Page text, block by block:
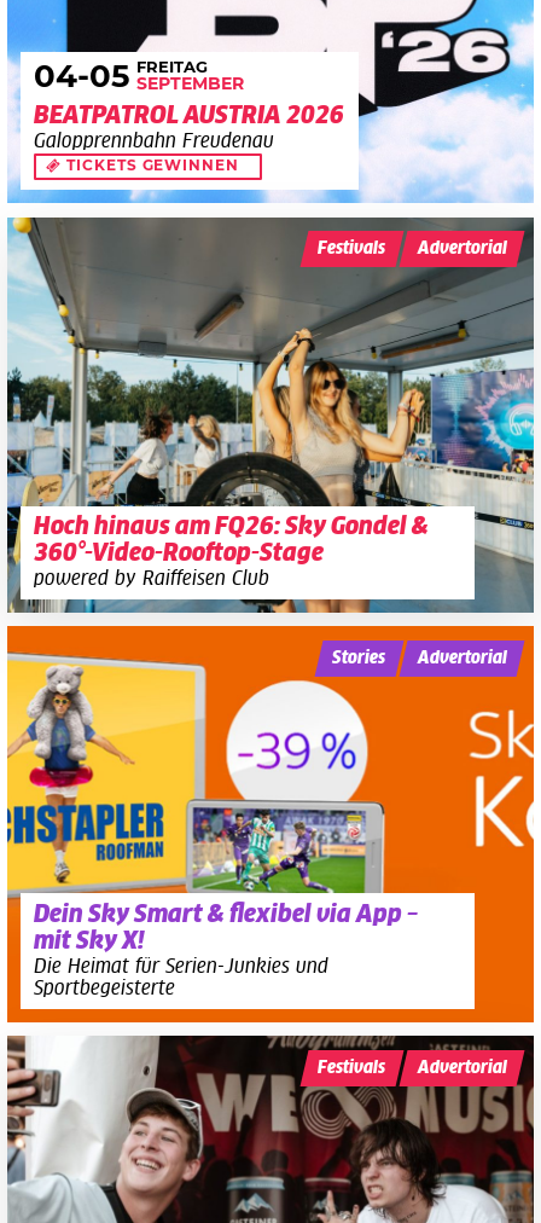
04-05 FREITAG
SEPTEMBER
BEATPATROL AUSTRIA 2026
Galopprennbahn Freudenau
TICKETS GEWINNEN
Hoch hinaus am FQ26: Sky Gondel &
360°-Video-Rooftop-Stage
powered by Raiffeisen Club
Festivals Advertorial
Dein Sky Smart & flexibel via App –
mit Sky X!
Die Heimat für Serien-Junkies und
Sportbegeisterte
Stories Advertorial
Festivals Advertorial